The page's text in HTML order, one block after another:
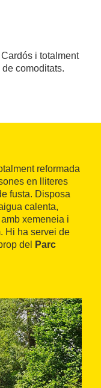
i totalment
comoditats.
reformada
en lliteres
fusta. Disposa
calenta,
xemeneia i
Hi ha servei de
del
Parc